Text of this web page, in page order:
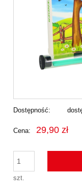
Dostępność:
Cena: 29,90 zł
szt.